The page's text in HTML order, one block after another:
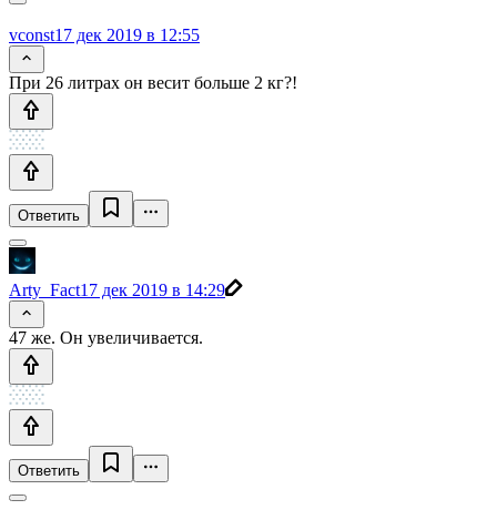
vconst17 дек 2019 в 12:55
При 26 литрах он весит больше 2 кг?!
Ответить
Arty_Fact17 дек 2019 в 14:29
47 же. Он увеличивается.
Ответить